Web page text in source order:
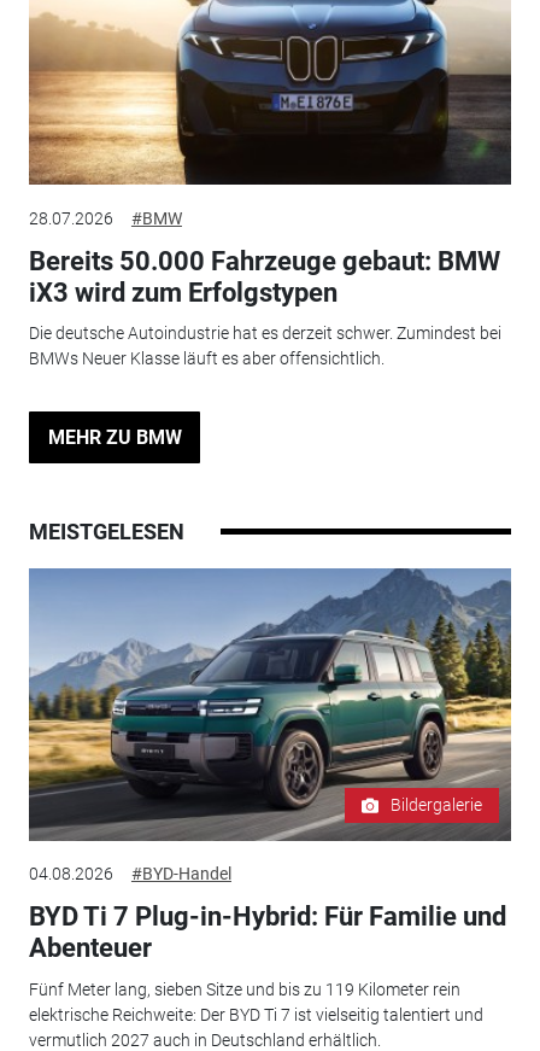
28.07.2026 #BMW
Bereits 50.000 Fahrzeuge gebaut: BMW
iX3 wird zum Erfolgstypen
Die deutsche Autoindustrie hat es derzeit schwer. Zumindest bei
BMWs Neuer Klasse läuft es aber offensichtlich.
MEHR ZU BMW
MEISTGELESEN
Bildergalerie
04.08.2026 #BYD-Handel
BYD Ti 7 Plug-in-Hybrid: Für Familie und
Abenteuer
Fünf Meter lang, sieben Sitze und bis zu 119 Kilometer rein
elektrische Reichweite: Der BYD Ti 7 ist vielseitig talentiert und
vermutlich 2027 auch in Deutschland erhältlich.